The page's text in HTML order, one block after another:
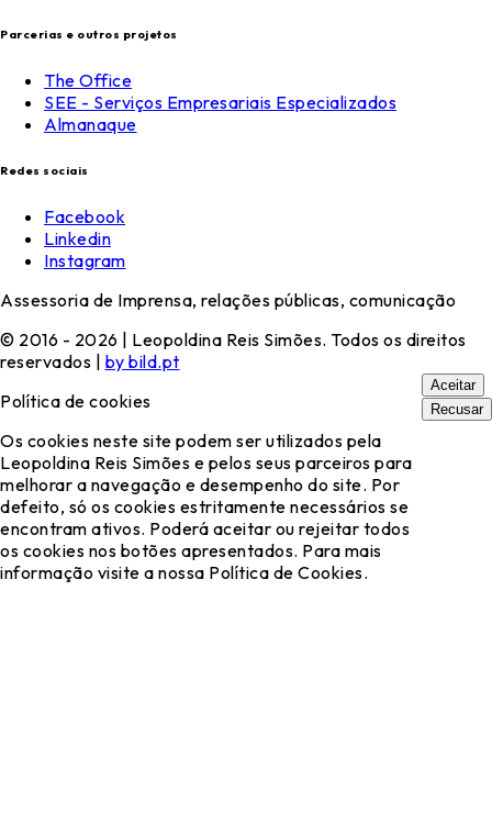
Parcerias e outros projetos
The Office
SEE - Serviços Empresariais Especializados
Almanaque
Redes sociais
Facebook
Linkedin
Instagram
Assessoria de Imprensa, relações públicas, comunicação
© 2016 - 2026 | Leopoldina Reis Simões. Todos os direitos
reservados | by bild.pt
Política de cookies
Os cookies neste site podem ser utilizados pela
Leopoldina Reis Simões e pelos seus parceiros para
melhorar a navegação e desempenho do site. Por
defeito, só os cookies estritamente necessários se
encontram ativos. Poderá aceitar ou rejeitar todos
os cookies nos botões apresentados. Para mais
informação visite a nossa Política de Cookies.
Aceitar
Recusar